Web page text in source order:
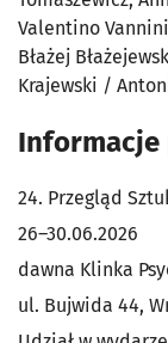
Valentino
Błażej
Krajewski /
Informacje
24. Przegląd
26–30.06.2026
dawna Klinka
ul. Bujwida 44,